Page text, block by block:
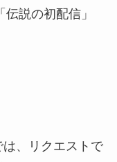
説の初配信」
、リクエストで